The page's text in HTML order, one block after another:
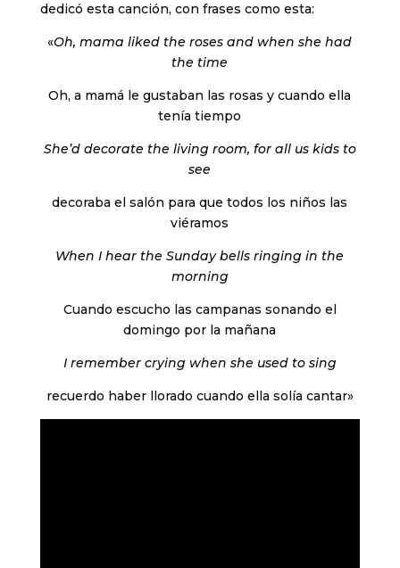
dedicó esta canción, con frases como esta:
«Oh, mama liked the roses and when she had
the time
Oh, a mamá le gustaban las rosas y cuando ella
tenía tiempo
She’d decorate the living room, for all us kids to
see
decoraba el salón para que todos los niños las
viéramos
When I hear the Sunday bells ringing in the
morning
Cuando escucho las campanas sonando el
domingo por la mañana
I remember crying when she used to sing
recuerdo haber llorado cuando ella solía cantar»